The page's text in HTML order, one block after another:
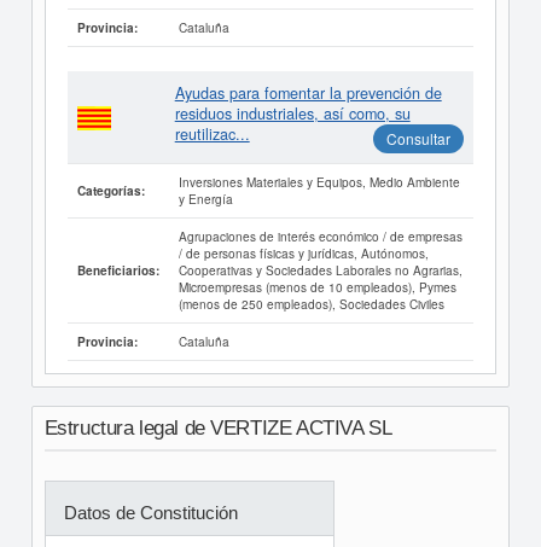
Provincia: Cataluña
Ayudas para fomentar la prevención de
residuos industriales, así como, su
reutilizac...
Consultar
Categorías:
Inversiones Materiales y Equipos, Medio Ambiente
y Energía
Beneficiarios:
Agrupaciones de interés económico / de empresas
/ de personas físicas y jurídicas, Autónomos,
Cooperativas y Sociedades Laborales no Agrarias,
Microempresas (menos de 10 empleados), Pymes
(menos de 250 empleados), Sociedades Civiles
Provincia: Cataluña
Estructura legal de VERTIZE ACTIVA SL
Datos de Constitución